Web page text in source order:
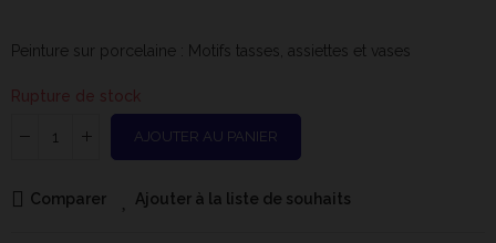
Peinture sur porcelaine : Motifs tasses, assiettes et vases
Rupture de stock
AJOUTER AU PANIER
Comparer Ajouter à la liste de souhaits